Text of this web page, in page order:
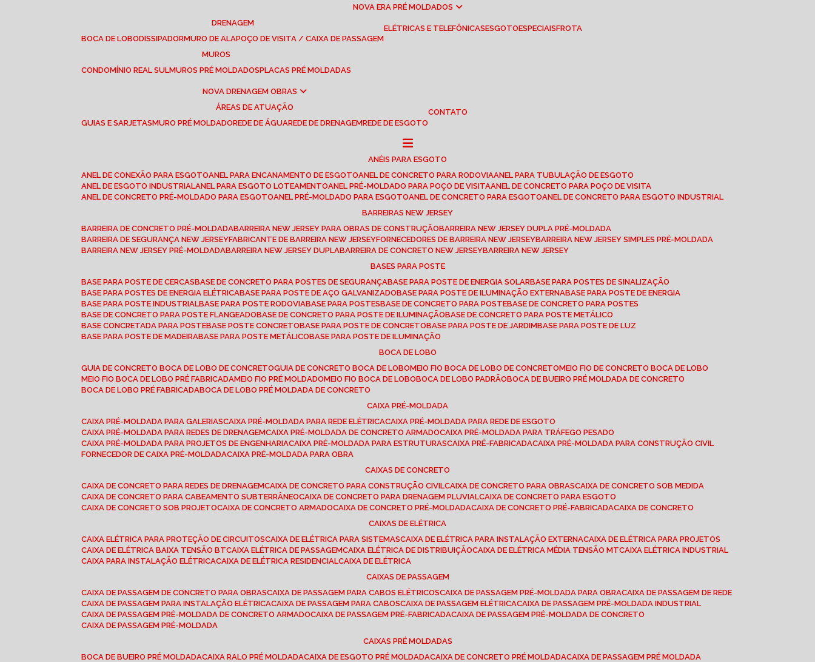
NOVA ERA PRÉ MOLDADOS
DRENAGEM
BOCA DE LOBO DISSIPADOR MURO DE ALA POÇO DE VISITA / CAIXA DE PASSAGEM
ELÉTRICAS E TELEFÔNICAS ESGOTO ESPECIAIS FROTA
MUROS
CONDOMÍNIO REAL SUL
MUROS PRÉ MOLDADOS PLACAS PRÉ MOLDADAS
NOVA DRENAGEM OBRAS
ÁREAS DE ATUAÇÃO
GUIAS E SARJETAS
MURO PRÉ MOLDADO REDE DE ÁGUA REDE DE DRENAGEM REDE DE ESGOTO
CONTATO
ANÉIS PARA ESGOTO
ANEL DE CONEXÃO PARA ESGOTO ANEL PARA ENCANAMENTO DE ESGOTO ANEL DE CONCRETO PARA RODOVIA ANEL PARA TUBULAÇÃO DE ESGOTO
ANEL DE ESGOTO INDUSTRIAL ANEL PARA ESGOTO LOTEAMENTO ANEL PRÉ-MOLDADO PARA POÇO DE VISITA ANEL DE CONCRETO PARA POÇO DE VISITA
ANEL DE CONCRETO PRÉ-MOLDADO PARA ESGOTO ANEL PRÉ-MOLDADO PARA ESGOTO ANEL DE CONCRETO PARA ESGOTO ANEL DE CONCRETO PARA ESGOTO INDUSTRIAL
BARREIRAS NEW JERSEY
BARREIRA DE CONCRETO PRÉ-MOLDADA BARREIRA NEW JERSEY PARA OBRAS DE CONSTRUÇÃO BARREIRA NEW JERSEY DUPLA PRÉ-MOLDADA
BARREIRA DE SEGURANÇA NEW JERSEY FABRICANTE DE BARREIRA NEW JERSEY FORNECEDORES DE BARREIRA NEW JERSEY BARREIRA NEW JERSEY SIMPLES PRÉ-MOLDADA
BARREIRA NEW JERSEY PRÉ-MOLDADA BARREIRA NEW JERSEY DUPLA BARREIRA DE CONCRETO NEW JERSEY BARREIRA NEW JERSEY
BASES PARA POSTE
BASE PARA POSTE DE CERCAS BASE DE CONCRETO PARA POSTES DE SEGURANÇA BASE PARA POSTE DE ENERGIA SOLAR BASE PARA POSTES DE SINALIZAÇÃO
BASE PARA POSTES DE ENERGIA ELÉTRICA BASE PARA POSTE DE AÇO GALVANIZADO BASE PARA POSTE DE ILUMINAÇÃO EXTERNA BASE PARA POSTE DE ENERGIA
BASE PARA POSTE INDUSTRIAL BASE PARA POSTE RODOVIA BASE PARA POSTES BASE DE CONCRETO PARA POSTE BASE DE CONCRETO PARA POSTES
BASE DE CONCRETO PARA POSTE FLANGEADO BASE DE CONCRETO PARA POSTE DE ILUMINAÇÃO BASE DE CONCRETO PARA POSTE METÁLICO
BASE CONCRETADA PARA POSTE BASE POSTE CONCRETO BASE PARA POSTE DE CONCRETO BASE PARA POSTE DE JARDIM BASE PARA POSTE DE LUZ
BASE PARA POSTE DE MADEIRA BASE PARA POSTE METÁLICO BASE PARA POSTE DE ILUMINAÇÃO
BOCA DE LOBO
GUIA DE CONCRETO BOCA DE LOBO DE CONCRETO
GUIA DE CONCRETO BOCA DE LOBO MEIO FIO BOCA DE LOBO DE CONCRETO
MEIO FIO DE CONCRETO BOCA DE LOBO
MEIO FIO BOCA DE LOBO PRÉ FABRICADA
MEIO FIO PRÉ MOLDADO MEIO FIO BOCA DE LOBO BOCA DE LOBO PADRÃO BOCA DE BUEIRO PRÉ MOLDADA DE CONCRETO
BOCA DE LOBO PRÉ FABRICADA BOCA DE LOBO PRÉ MOLDADA DE CONCRETO
CAIXA PRÉ-MOLDADA
CAIXA PRÉ-MOLDADA PARA GALERIAS CAIXA PRÉ-MOLDADA PARA REDE ELÉTRICA CAIXA PRÉ-MOLDADA PARA REDE DE ESGOTO
CAIXA PRÉ-MOLDADA PARA REDES DE DRENAGEM CAIXA PRÉ-MOLDADA DE CONCRETO ARMADO CAIXA PRÉ-MOLDADA PARA TRÁFEGO PESADO
CAIXA PRÉ-MOLDADA PARA PROJETOS DE ENGENHARIA CAIXA PRÉ-MOLDADA PARA ESTRUTURAS CAIXA PRÉ-FABRICADA CAIXA PRÉ-MOLDADA PARA CONSTRUÇÃO CIVIL
FORNECEDOR DE CAIXA PRÉ-MOLDADA CAIXA PRÉ-MOLDADA PARA OBRA
CAIXAS DE CONCRETO
CAIXA DE CONCRETO PARA REDES DE DRENAGEM CAIXA DE CONCRETO PARA CONSTRUÇÃO CIVIL CAIXA DE CONCRETO PARA OBRAS CAIXA DE CONCRETO SOB MEDIDA
CAIXA DE CONCRETO PARA CABEAMENTO SUBTERRÂNEO CAIXA DE CONCRETO PARA DRENAGEM PLUVIAL CAIXA DE CONCRETO PARA ESGOTO
CAIXA DE CONCRETO SOB PROJETO CAIXA DE CONCRETO ARMADO CAIXA DE CONCRETO PRÉ-MOLDADA CAIXA DE CONCRETO PRÉ-FABRICADA CAIXA DE CONCRETO
CAIXAS DE ELÉTRICA
CAIXA ELÉTRICA PARA PROTEÇÃO DE CIRCUITOS CAIXA DE ELÉTRICA PARA SISTEMAS CAIXA DE ELÉTRICA PARA INSTALAÇÃO EXTERNA CAIXA DE ELÉTRICA PARA PROJETOS
CAIXA DE ELÉTRICA BAIXA TENSÃO BT CAIXA ELÉTRICA DE PASSAGEM CAIXA ELÉTRICA DE DISTRIBUIÇÃO CAIXA DE ELÉTRICA MÉDIA TENSÃO MT CAIXA ELÉTRICA INDUSTRIAL
CAIXA PARA INSTALAÇÃO ELÉTRICA CAIXA DE ELÉTRICA RESIDENCIAL CAIXA DE ELÉTRICA
CAIXAS DE PASSAGEM
CAIXA DE PASSAGEM DE CONCRETO PARA OBRAS CAIXA DE PASSAGEM PARA CABOS ELÉTRICOS CAIXA DE PASSAGEM PRÉ-MOLDADA PARA OBRA CAIXA DE PASSAGEM DE REDE
CAIXA DE PASSAGEM PARA INSTALAÇÃO ELÉTRICA CAIXA DE PASSAGEM PARA CABOS CAIXA DE PASSAGEM ELÉTRICA CAIXA DE PASSAGEM PRÉ-MOLDADA INDUSTRIAL
CAIXA DE PASSAGEM PRÉ-MOLDADA DE CONCRETO ARMADO CAIXA DE PASSAGEM PRÉ-FABRICADA CAIXA DE PASSAGEM PRÉ-MOLDADA DE CONCRETO
CAIXA DE PASSAGEM PRÉ-MOLDADA
CAIXAS PRÉ MOLDADAS
BOCA DE BUEIRO PRÉ MOLDADA CAIXA RALO PRÉ MOLDADA CAIXA DE ESGOTO PRÉ MOLDADA CAIXA DE CONCRETO PRÉ MOLDADA CAIXA DE PASSAGEM PRÉ MOLDADA